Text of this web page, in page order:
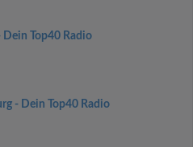
Dein Top40 Radio
- Dein Top40 Radio